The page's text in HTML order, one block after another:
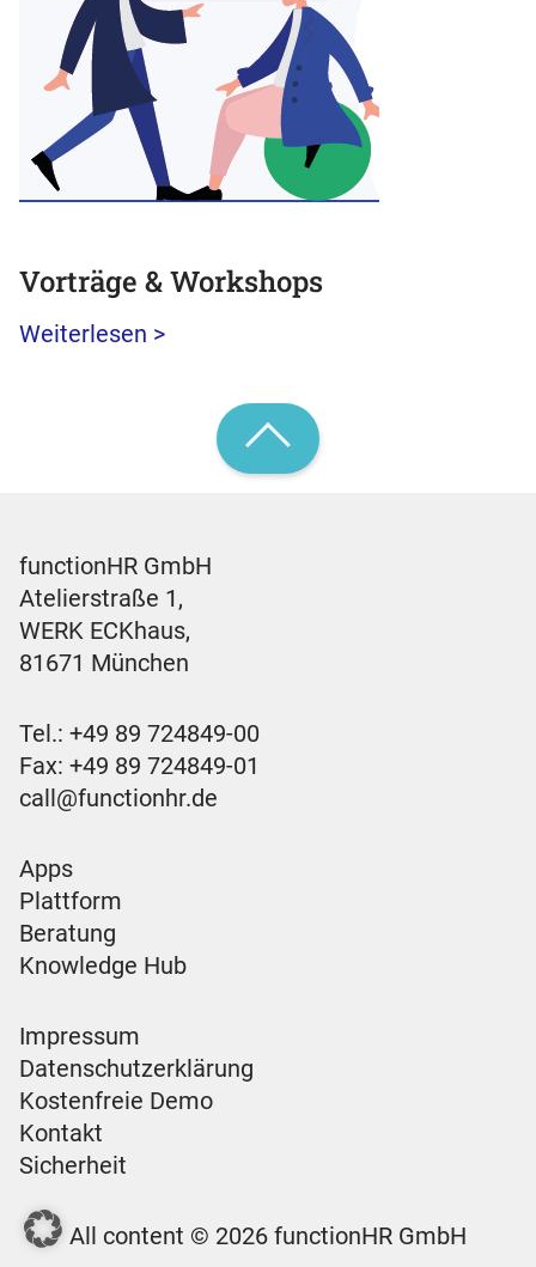
Vorträge & Workshops
Weiterlesen >
functionHR GmbH
Atelierstraße 1,
WERK ECKhaus,
81671 München
Tel.: +49 89 724849-00
Fax: +49 89 724849-01
call@functionhr.de
Apps
Plattform
Beratung
Knowledge Hub
Impressum
Datenschutzerklärung
Kostenfreie Demo
Kontakt
Sicherheit
All content © 2026 functionHR GmbH